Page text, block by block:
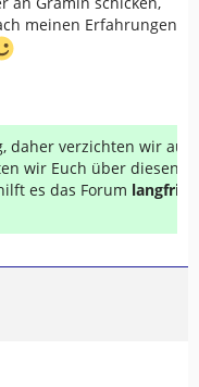
meinen Erfahrungen
daher verzichten wir auf
wir Euch über diesen
es das Forum